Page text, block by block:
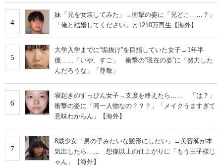
4
妹「兄を女装してみた」→衝撃の姿に「兄どこ……？」
「俺と結婚してください」と1210万再生【海外】
5
大学入学までに“垢抜け”を目指していた女子→1年半
後……「いや、すご」 衝撃の“現在の姿”に「努力した
んだろうな」「尊敬」
6
寝起きのすっぴん女子→支度を終えたら…… 「は？」
衝撃の姿に「同一人物なの？？？」「メイクうますぎて
意味わからん」【海外】
7
8歳少女「男の子みたいな髪形にしたい」→美容師が本
気出したら…… 想像以上の仕上がりに「もう王子様じ
ゃん」【海外】